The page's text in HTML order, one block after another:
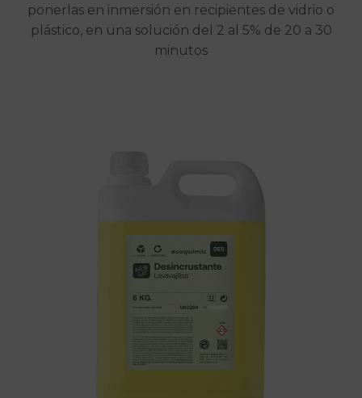
ponerlas en inmersión en recipientes de vidrio o
plástico, en una solución del 2 al 5% de 20 a 30
minutos